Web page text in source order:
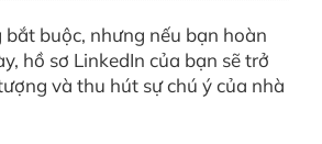
buộc, nhưng nếu bạn hoàn
hồ sơ LinkedIn của bạn sẽ trở
và thu hút sự chú ý của nhà